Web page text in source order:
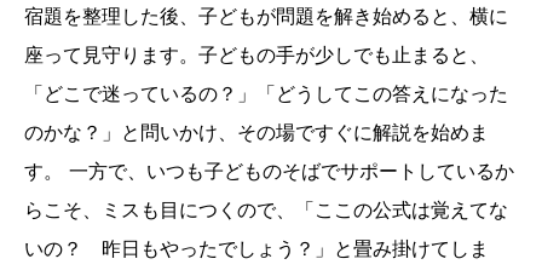
宿題を整理した後、子どもが問題を解き始めると、横に
座って見守ります。子どもの手が少しでも止まると、
「どこで迷っているの？」「どうしてこの答えになった
のかな？」と問いかけ、その場ですぐに解説を始めま
す。 一方で、いつも子どものそばでサポートしているか
らこそ、ミスも目につくので、「ここの公式は覚えてな
いの？ 昨日もやったでしょう？」と畳み掛けてしま